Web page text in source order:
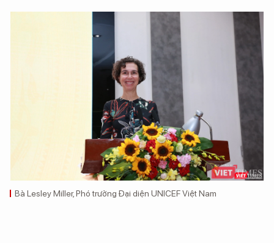
Bà Lesley Miller, Phó trưởng Đại diện UNICEF Việt Nam